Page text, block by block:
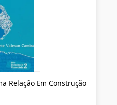
Relação Em Construção